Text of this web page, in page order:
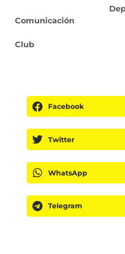
Comunicación
Barcelona
Club
Facebook
Twitter
WhatsApp
Telegram